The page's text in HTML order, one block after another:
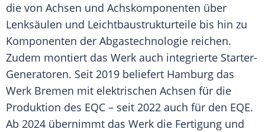
die von Achsen und Achskomponenten über
Lenksäulen und Leichtbaustrukturteile bis hin zu
Komponenten der Abgastechnologie reichen.
Zudem montiert das Werk auch integrierte Starter-
Generatoren. Seit 2019 beliefert Hamburg das
Werk Bremen mit elektrischen Achsen für die
Produktion des EQC – seit 2022 auch für den EQE.
Ab 2024 übernimmt das Werk die Fertigung und